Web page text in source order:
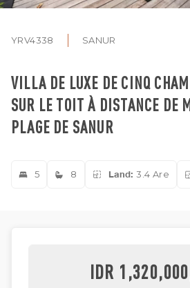
YRV4338 SANUR
VILLA DE LUXE DE CINQ
SUR LE TOIT À DISTANCE DE
PLAGE DE SANUR
5 8 Land: 3.4 Are
IDR